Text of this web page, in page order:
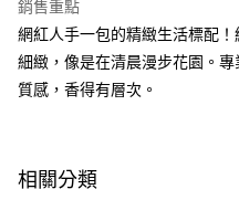
銷售重點
網紅人手一包的精緻生活標配
細緻，像是在清晨漫步花園。
質感，香得有層次。
相關分類